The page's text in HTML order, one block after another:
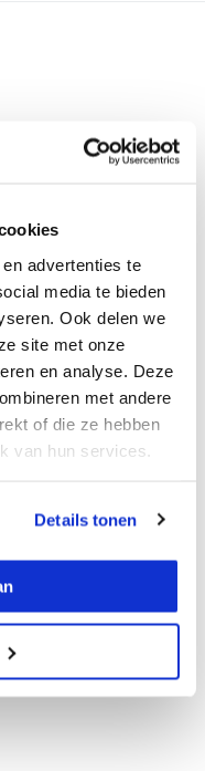
advertenties te
media te bieden
Ook delen we
site met onze
en analyse. Deze
met andere
of die ze hebben
van hun services.
Details tonen
gebruik van een
De groene stip is
oog dan rood.
beter opnemen
maken met een